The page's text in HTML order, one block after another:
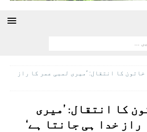
خاتون کا انتقال: ’میری لمبی عمر کا راز
کا انتقال: ’میری
راز خدا ہی جانتا ہے‘